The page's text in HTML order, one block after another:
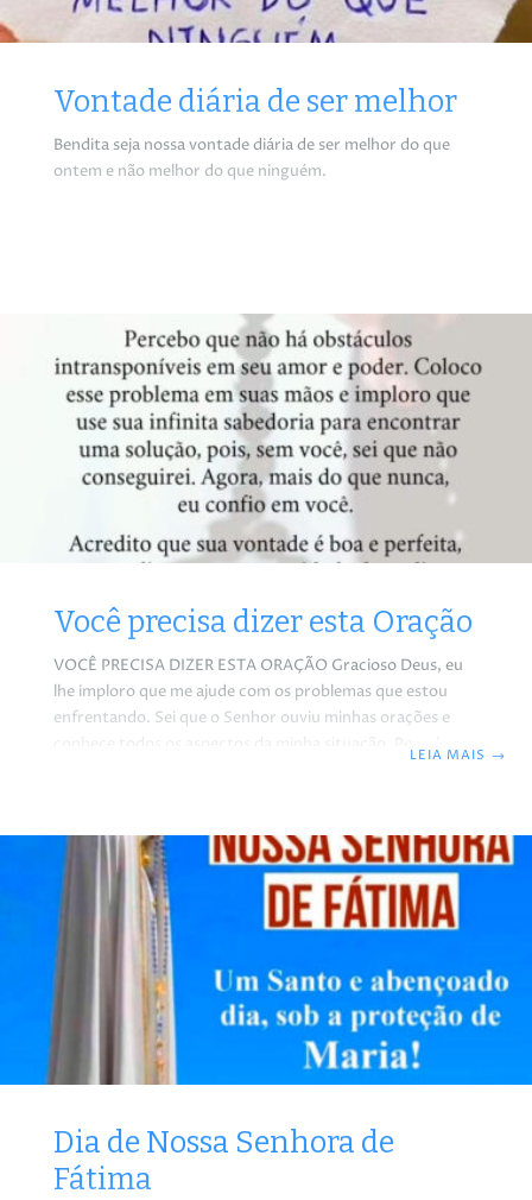
Vontade diária de ser melhor
Bendita seja nossa vontade diária de ser melhor do que
ontem e não melhor do que ninguém.
Você precisa dizer esta Oração
VOCÊ PRECISA DIZER ESTA ORAÇÃO Gracioso Deus, eu
lhe imploro que me ajude com os problemas que estou
enfrentando. Sei que o Senhor ouviu minhas orações e
conhece todos os aspectos da minha situação. Percebo
pois, sem você, sei que não conseguirei. Agora, mais do
que nunca, eu confio em você. Acredito que sua vontade é
boa e
LEIA MAIS →
Dia de Nossa Senhora de
Fátima